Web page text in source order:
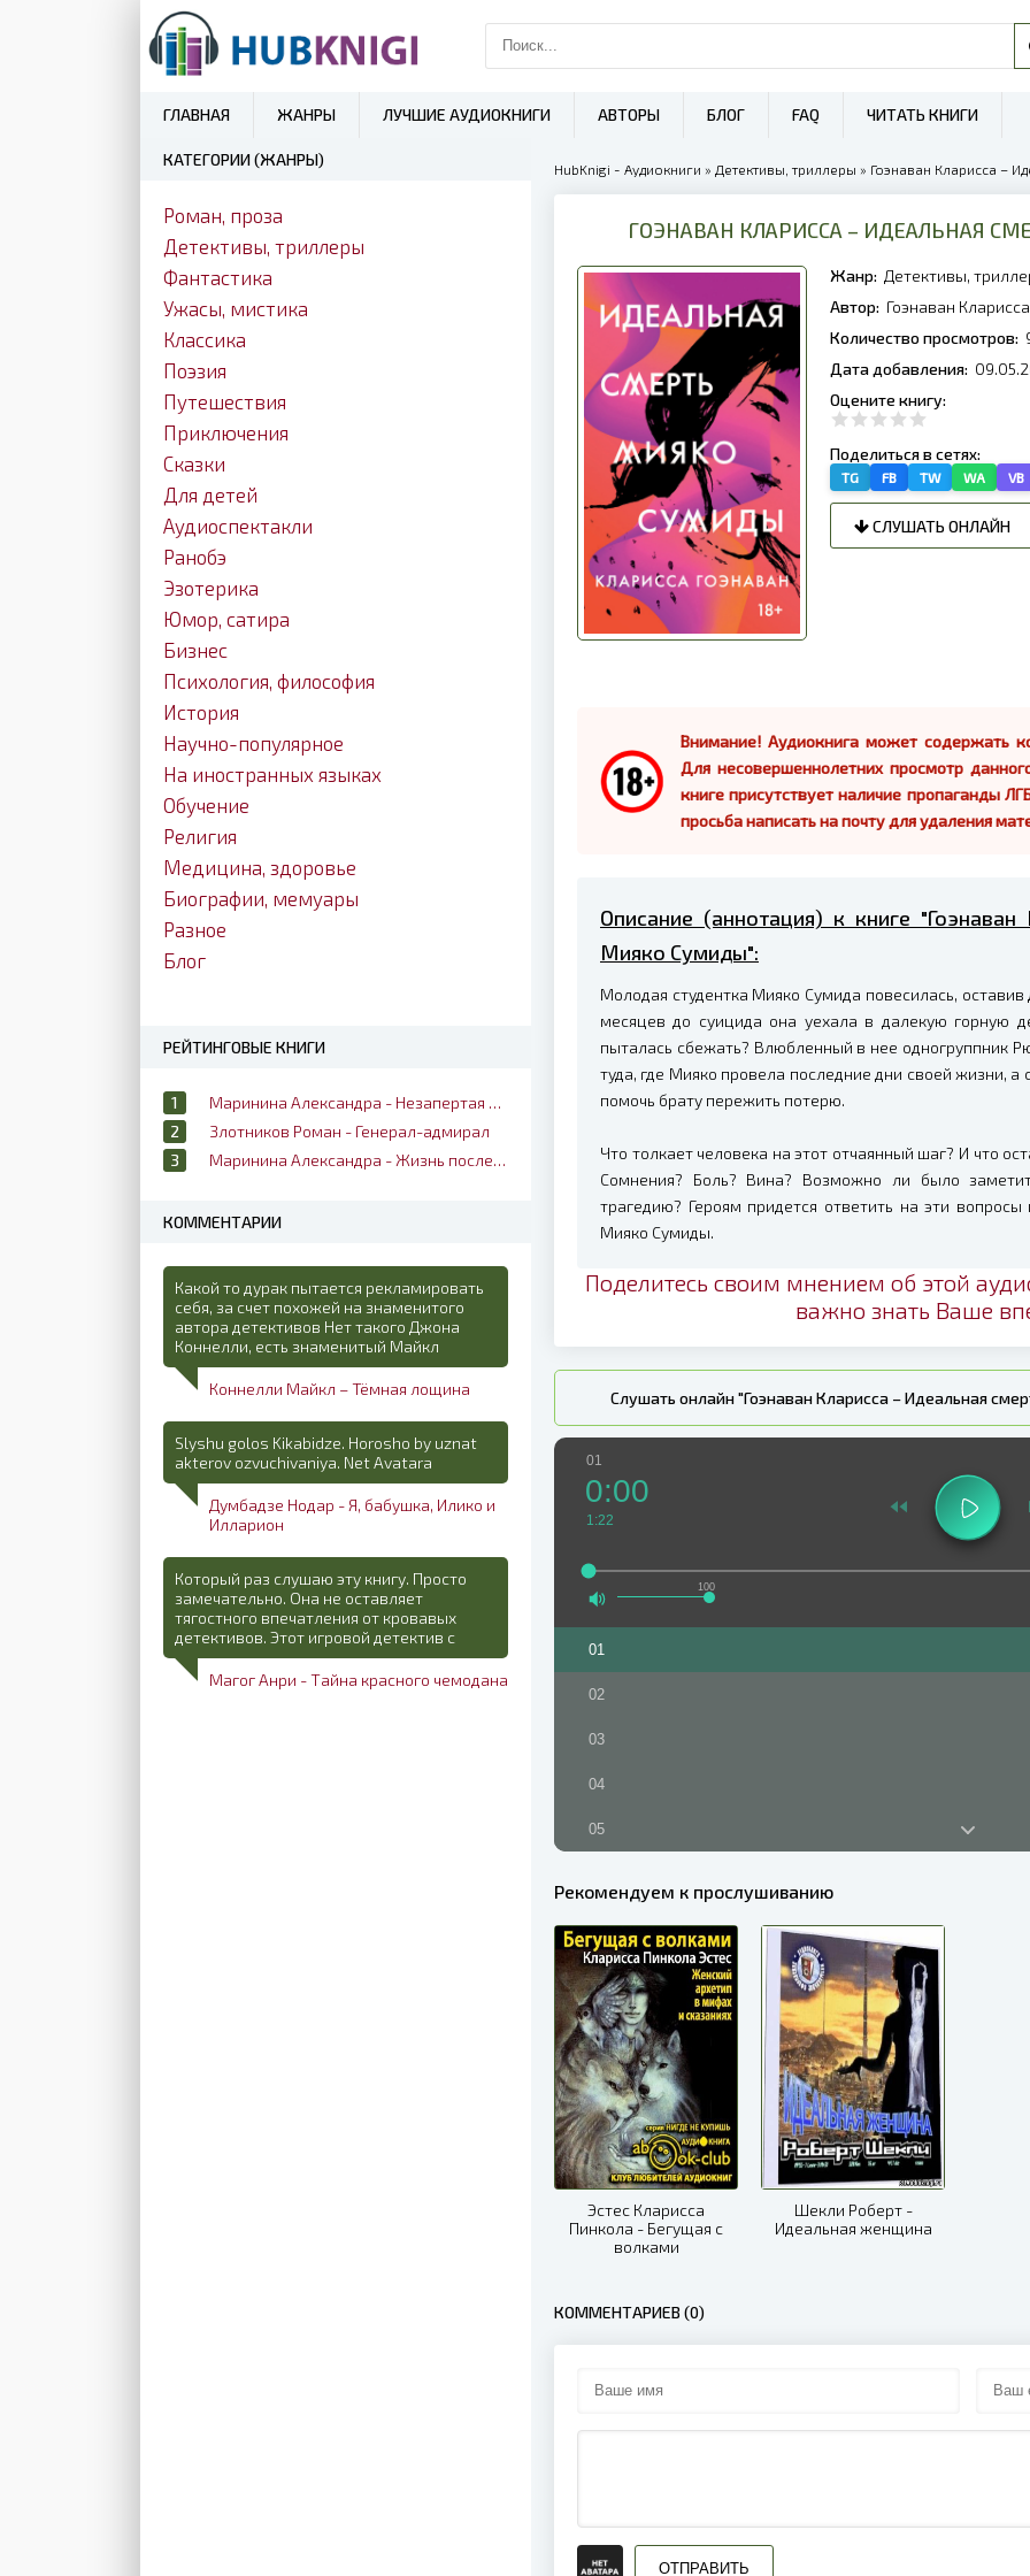
ГЛАВНАЯ ЖАНРЫ ЛУЧШИЕ АУДИОКНИГИ АВТОРЫ БЛОГ FAQ ЧИТАТЬ КНИГИ
HubKnigi - Аудиокниги » Детективы, триллеры » Гоэнаван Кларисса –
ГОЭНАВАН КЛАРИССА – ИДЕАЛЬНАЯ
Жанр: Детективы,
Автор: Гоэнаван Кларисса
Количество просмотров:
Дата добавления:
Оцените книгу:
Поделиться в сетях:
TG FB TW WA VB
СЛУШАТЬ ОНЛАЙН
Внимание! Аудиокнига может содержать
Для несовершеннолетних просмотр
книге присутствует наличие пропаганды
просьба написать на почту для удаления
Описание (аннотация) к книге
Мияко Сумиды":
Молодая студентка Мияко Сумида повесилась,
месяцев до суицида она уехала в далекую горную
пыталась сбежать? Влюбленный в нее одногруппник
туда, где Мияко провела последние дни своей жизни, а
помочь брату пережить потерю.
Что толкает человека на этот отчаянный шаг? И что
Сомнения? Боль? Вина? Возможно ли было
трагедию? Героям придется ответить на эти
Мияко Сумиды.
Поделитесь своим мнением об этой
важно знать Ваше
Слушать онлайн "Гоэнаван Кларисса – Идеальная
01
100
0:00
1:22
01
02
03
04
05
08
09
10
11
12
13
14
16
21
Рекомендуем к прослушиванию
Эстес Кларисса
Пинкола - Бегущая с
волками
Шекли Роберт -
Идеальная женщина
КОММЕНТАРИЕВ (0)
ОТПРАВИТЬ
КАТЕГОРИИ (ЖАНРЫ)
Роман, проза
Детективы, триллеры
Фантастика
Ужасы, мистика
Классика
Поэзия
Путешествия
Приключения
Сказки
Для детей
Аудиоспектакли
Ранобэ
Эзотерика
Юмор, сатира
Бизнес
Психология, философия
История
Научно-популярное
На иностранных языках
Обучение
Религия
Медицина, здоровье
Биографии, мемуары
Разное
Блог
РЕЙТИНГОВЫЕ КНИГИ
Маринина Александра - Незапертая дверь
Злотников Роман - Генерал-адмирал
Маринина Александра - Жизнь после жизни
КОММЕНТАРИИ
Какой то дурак пытается рекламировать
себя, за счет похожей на знаменитого
автора детективов Нет такого Джона
Коннелли, есть знаменитый Майкл
Коннелли Майкл – Тёмная лощина
Slyshu golos Kikabidze. Horosho by uznat
akterov ozvuchivaniya. Net Avatara
Думбадзе Нодар - Я, бабушка, Илико и
Илларион
Который раз слушаю эту книгу. Просто
замечательно. Она не оставляет
тягостного впечатления от кровавых
детективов. Этот игровой детектив с
Магог Анри - Тайна красного чемодана